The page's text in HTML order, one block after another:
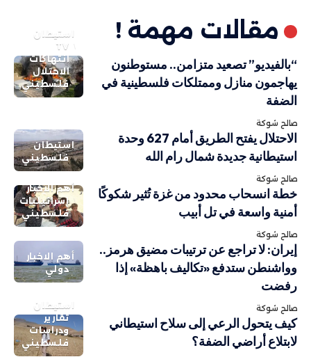
مقالات مهمة !
استيطان
TV
انتهاكات
الاحتلال
فلسطيني
“بالفيديو” تصعيد متزامن.. مستوطنون
يهاجمون منازل وممتلكات فلسطينية في
الضفة
صالح شوكة
استيطان
فلسطيني
الاحتلال يفتح الطريق أمام 627 وحدة
استيطانية جديدة شمال رام الله
صالح شوكة
أهم الاخبار
إسرائيليات
فلسطيني
خطة انسحاب محدود من غزة تُثير شكوكًا
أمنية واسعة في تل أبيب
صالح شوكة
أهم الاخبار
دولي
إيران: لا تراجع عن ترتيبات مضيق هرمز..
وواشنطن ستدفع «تكاليف باهظة» إذا
رفضت
صالح شوكة
استيطان
تقارير
ودراسات
فلسطيني
كيف يتحول الرعي إلى سلاح استيطاني
لابتلاع أراضي الضفة؟